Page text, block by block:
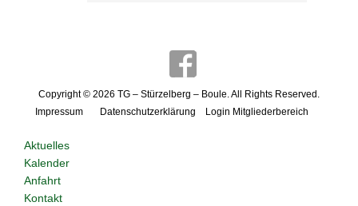
Copyright © 2026 TG – Stürzelberg – Boule. All Rights Reserved.
Impressum
Datenschutzerklärung Login Mitgliederbereich
Aktuelles
Kalender
Anfahrt
Kontakt